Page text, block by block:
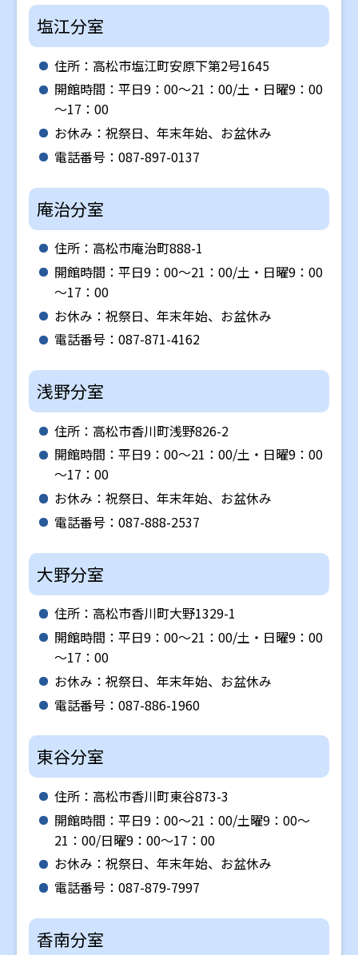
塩江分室
住所：高松市塩江町安原下第2号1645
開館時間：平日9：00～21：00/土・日曜9：00
～17：00
お休み：祝祭日、年末年始、お盆休み
電話番号：087-897-0137
庵治分室
住所：高松市庵治町888-1
開館時間：平日9：00～21：00/土・日曜9：00
～17：00
お休み：祝祭日、年末年始、お盆休み
電話番号：087-871-4162
浅野分室
住所：高松市香川町浅野826-2
開館時間：平日9：00～21：00/土・日曜9：00
～17：00
お休み：祝祭日、年末年始、お盆休み
電話番号：087-888-2537
大野分室
住所：高松市香川町大野1329-1
開館時間：平日9：00～21：00/土・日曜9：00
～17：00
お休み：祝祭日、年末年始、お盆休み
電話番号：087-886-1960
東谷分室
住所：高松市香川町東谷873-3
開館時間：平日9：00～21：00/土曜9：00～
21：00/日曜9：00～17：00
お休み：祝祭日、年末年始、お盆休み
電話番号：087-879-7997
香南分室